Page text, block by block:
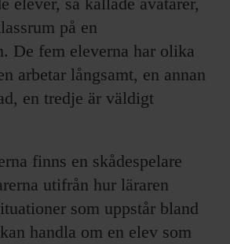
på en
De fem eleverna har olika
arbetar långsamt, en annan
en tredje är väldigt
finns en skådespelare
utifrån hur läraren
som uppstår bland
handla om en elev som